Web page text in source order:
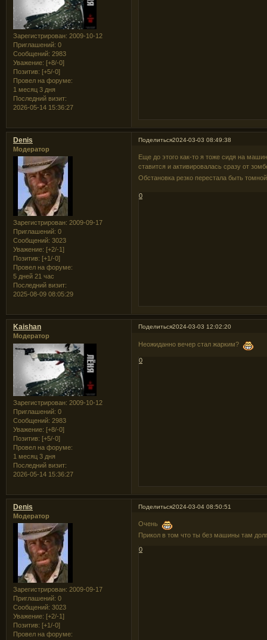
Зарегистрирован: 2009-10-12
Приглашений: 0
Сообщений: 2983
Уважение: [+8/-0]
Позитив: [+5/-0]
Провел на форуме:
1 месяц 3 дня
Последний визит:
2026-05-14 15:36:27
Поделиться2024-03-03 08:49:38
Denis
Модератор
Зарегистрирован: 2009-09-17
Приглашений: 0
Сообщений: 3023
Уважение: [+2/-1]
Позитив: [+1/-0]
Провел на форуме:
5 дней 21 час
Последний визит:
2025-08-09 08:05:29
Еще до этого как-то я тоже сидя на
ставится и активировалась сразу от
Обстановка резко перестала быть
0
Поделиться2024-03-03 12:02:20
Kaishan
Модератор
Зарегистрирован: 2009-10-12
Приглашений: 0
Сообщений: 2983
Уважение: [+8/-0]
Позитив: [+5/-0]
Провел на форуме:
1 месяц 3 дня
Последний визит:
2026-05-14 15:36:27
Неожиданно вечер стал жарким?
0
Поделиться2024-03-04 08:50:51
Denis
Модератор
Зарегистрирован: 2009-09-17
Приглашений: 0
Сообщений: 3023
Уважение: [+2/-1]
Позитив: [+1/-0]
Провел на форуме:
Очень
Прикол в том что ты без машины там
0